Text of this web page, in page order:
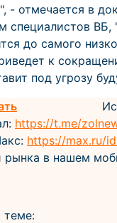
- отмечается в
специалистов ВБ,
до самого
к
под угрозу
https://t.me/
https://max.ru/
рынка в нашем
теме: